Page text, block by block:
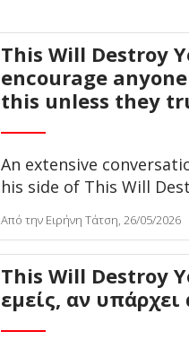
This Will Destroy
encourage
this unless they
An extensive
his side of This Will
Από την Ειρήνη Τάτση, 26/05/2026
This Will Destroy
εμείς, αν